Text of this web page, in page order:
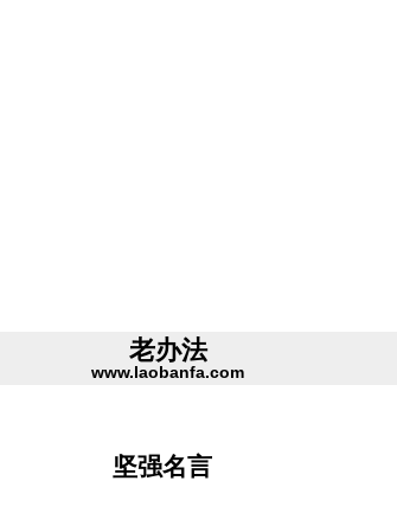
老办法
www.laobanfa.com
坚强名言